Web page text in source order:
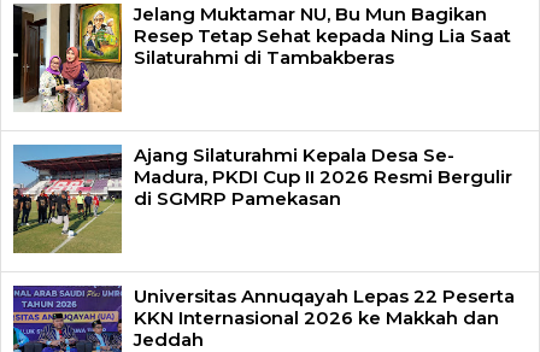
Jelang Muktamar NU, Bu Mun Bagikan
Resep Tetap Sehat kepada Ning Lia Saat
Silaturahmi di Tambakberas
Ajang Silaturahmi Kepala Desa Se-
Madura, PKDI Cup II 2026 Resmi Bergulir
di SGMRP Pamekasan
Universitas Annuqayah Lepas 22 Peserta
KKN Internasional 2026 ke Makkah dan
Jeddah